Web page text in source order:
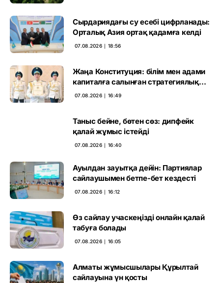
Сырдариядағы су есебі цифрланады:
Орталық Азия ортақ қадамға келді
07.08.2026 ∣ 18:56
Жаңа Конституция: білім мен адами
капиталға салынған стратегиялық
негіз
07.08.2026 ∣ 16:49
Таныс бейне, бөтен сөз: дипфейк
қалай жұмыс істейді
07.08.2026 ∣ 16:40
Ауылдан зауытқа дейін: Партиялар
сайлаушымен бетпе-бет кездесті
07.08.2026 ∣ 16:12
Өз сайлау учаскеңізді онлайн қалай
табуға болады
07.08.2026 ∣ 16:05
Алматы жұмысшылары Құрылтай
сайлауына үн қосты